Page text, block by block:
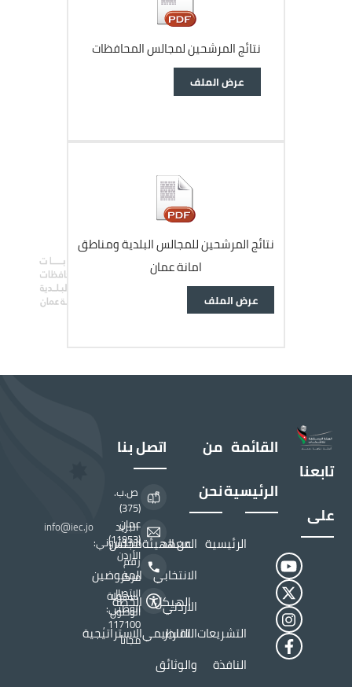
ﻧﺘﺎﺋﺞ اﻟﻤﺮﺷﺤﻴﻦ ﻟﻤﺠﺎﻟﺲ اﻟﻤﺤﺎﻓﻈﺎت
وثيقة
عرض الملف
ﻧﺘﺎﺋﺞ اﻟﻤﺮﺷﺤﻴﻦ ﻟﻠﻤﺠﺎﻟﺲ اﻟﺒﻠﺪﻳﺔ وﻣﻨﺎﻃﻖ
اﻣﺎﻧﺔ ﻋﻤﺎن
وثيقة
عرض الملف
تابعنا
على
القائمة
الرئيسية
الرئيسية المعهد
الانتخابي
الاردني
التشريعات
النافذة
التقارير
والوثائق
من
نحن
عن الهيئةمجلس
المفوضين
الهيكل
التنظيمي
الخطة
الاستراتيجية
اتصل بنا
ص.ب.
(375)
عمان
(11953)
الأردن
البريد
الالكتروني:
info@iec.jo
رقم
مركز
الاتصال
الوطني:
117100 ,
مجاناً
سهولة
الوصول